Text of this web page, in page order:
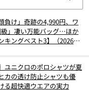
負け」奇跡の4,990円、ワ
」凄い万能バッグ…ほか
キングベスト3】（2026年
ユニクロのポロシャツが夏
カの透け防止シャツも優
る超快適ウエアの実力